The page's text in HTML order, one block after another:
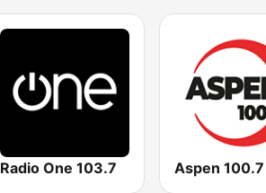
Radio One 103.7 Aspen 100.7